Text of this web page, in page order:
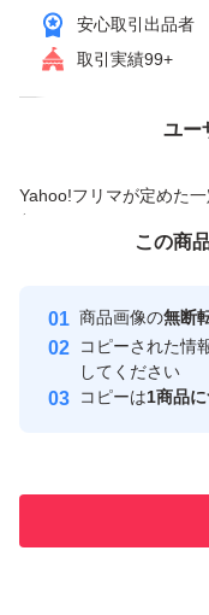
安心取引出品者
取引実績99+
ユー
Yahoo!フリマが定めた
付与しています
安心取引出品者
取引実績
価格の相談
この商
商品画像の無断
コピーされた情
してください
コピーは1商品
この商品をみている